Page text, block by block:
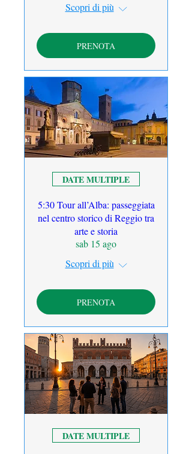
Scopri di più
PRENOTA
DATE MULTIPLE
5:30 Tour all’Alba: passeggiata
nel centro storico di Reggio tra
arte e storia
sab 15 ago
Scopri di più
PRENOTA
DATE MULTIPLE